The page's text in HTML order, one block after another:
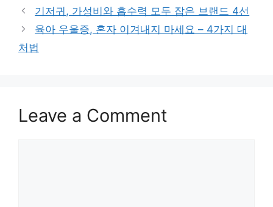
기저귀, 가성비와 흡수력 모두 잡은 브랜드 4선
육아 우울증, 혼자 이겨내지 마세요 – 4가지 대
처법
Leave a Comment